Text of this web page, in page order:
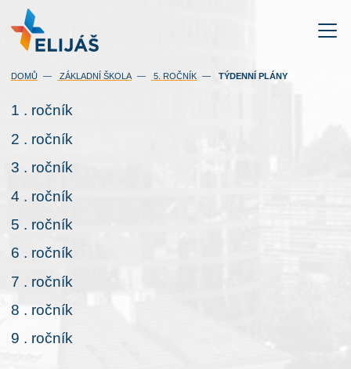
DOMŮ ZÁKLADNÍ ŠKOLA 5. ROČNÍK TÝDENNÍ PLÁNY(AKTUÁLNÍ)
1 . ročník
2 . ročník
3 . ročník
4 . ročník
5 . ročník
6 . ročník
7 . ročník
8 . ročník
9 . ročník